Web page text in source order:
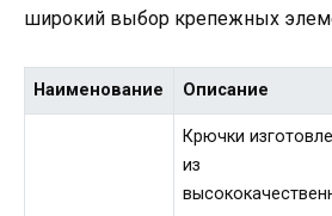
широкий выбор крепежных
Наименование Описание
Крючки
из